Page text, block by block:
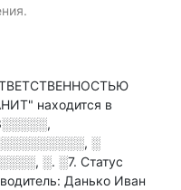
находится в
░
░. ░7. Статус
Данько Иван